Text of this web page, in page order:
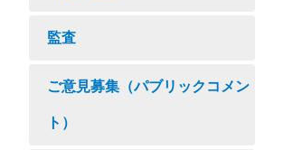
監査
ご意見募集（パブリックコメン
ト）